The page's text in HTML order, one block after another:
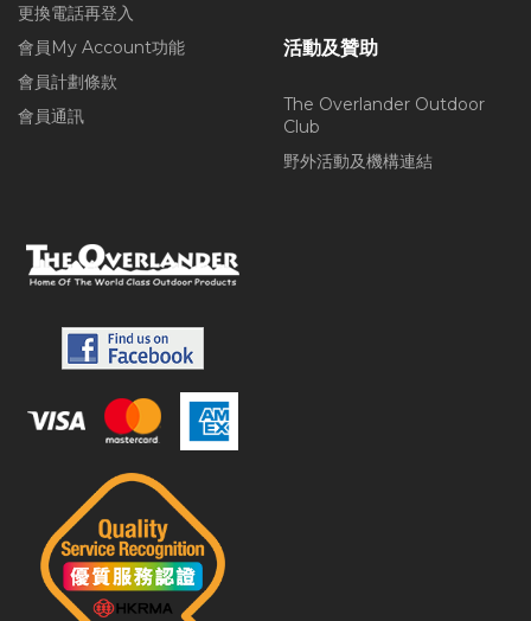
更換電話再登入
會員My Account功能
會員計劃條款
會員通訊
活動及贊助
The Overlander Outdoor
Club
野外活動及機構連結